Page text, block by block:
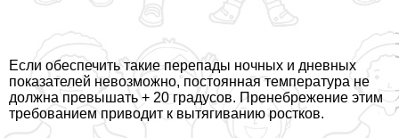
Если обеспечить такие перепады ночных и дневных
показателей невозможно, постоянная температура не
должна превышать + 20 градусов. Пренебрежение этим
требованием приводит к вытягиванию ростков.